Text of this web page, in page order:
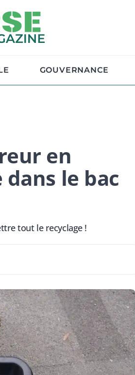
GOUVERNANCE
en
le bac
tout le recyclage !